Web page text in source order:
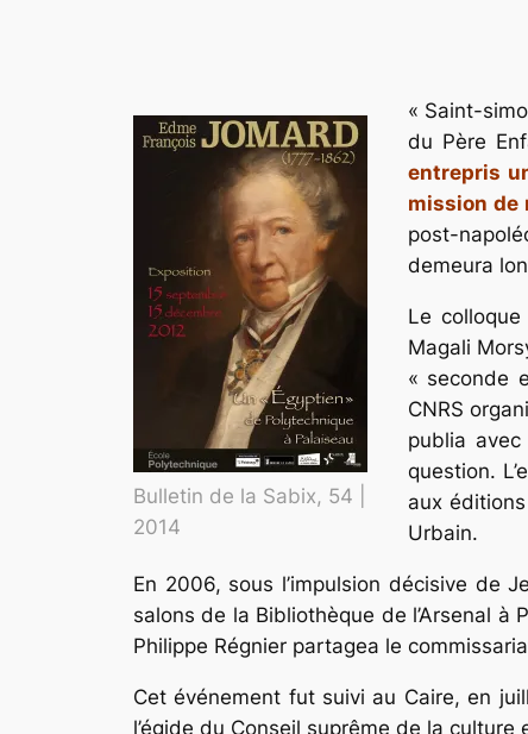
Bulletin de la Sabix, 54 |
2014
« Saint-
du Père
entrepris
mission de
post-
demeura
Le colloque
Magali
« seconde
CNRS
publia
question.
aux
Urbain.
En 2006, sous l’impulsion décisive de
salons de la Bibliothèque de l’Arsenal à
Philippe Régnier partagea le
Cet événement fut suivi au Caire, en
l’égide du Conseil suprême de la